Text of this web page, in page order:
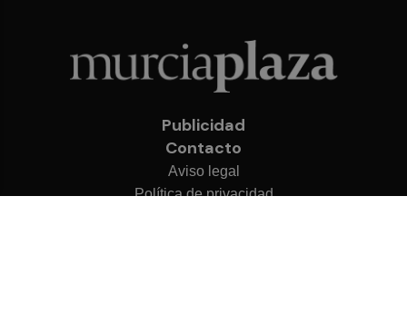
Publicidad
Contacto
Aviso legal
Política de privacidad